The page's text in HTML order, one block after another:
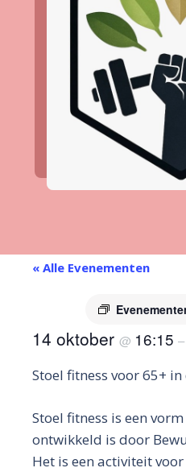
« Alle Evenementen
14 oktober @ 16:15 –
Stoel fitness voor 65+
Stoel fitness is een
ontwikkeld is door
Het is een activiteit